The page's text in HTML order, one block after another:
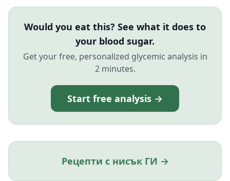
Would you eat this? See what it does to
your blood sugar.
Get your free, personalized glycemic analysis in
2 minutes.
Start free analysis →
Рецепти с нисък ГИ →